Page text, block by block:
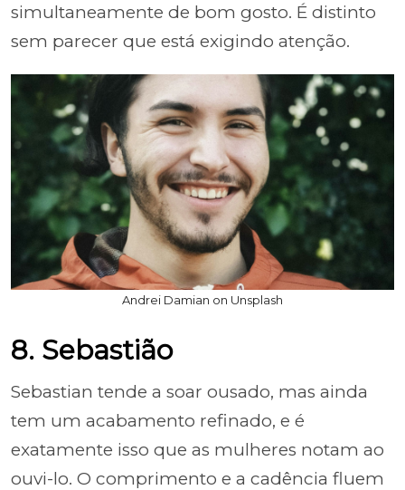
simultaneamente de bom gosto. É distinto
sem parecer que está exigindo atenção.
Andrei Damian on Unsplash
8. Sebastião
Sebastian tende a soar ousado, mas ainda
tem um acabamento refinado, e é
exatamente isso que as mulheres notam ao
ouvi-lo. O comprimento e a cadência fluem